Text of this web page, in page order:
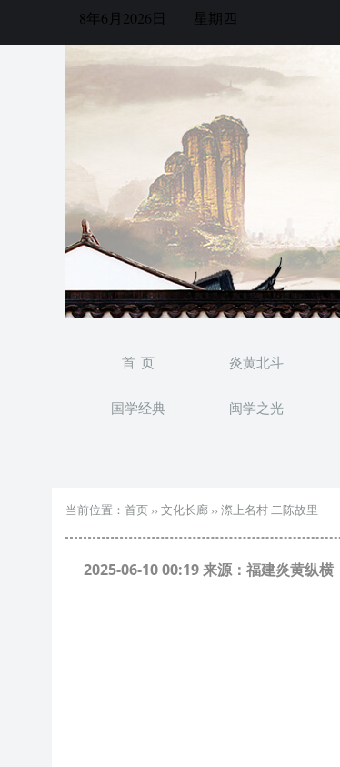
8年6月2026日 星期四
首 页 炎黄北斗
国学经典 闽学之光
当前位置： 首页 ›› 文化长廊 ›› 漈上名村 二陈故里
2025-06-10 00:19 来源：福建炎黄纵横